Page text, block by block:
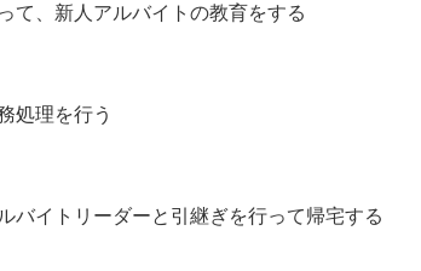
て、新人アルバイトの教育をする
処理を行う
バイトリーダーと引継ぎを行って帰宅する